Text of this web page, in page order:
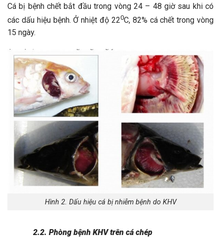
Cá bị bệnh chết bắt đầu trong vòng 24 – 48 giờ sau khi có
các dấu hiệu bệnh. Ở nhiệt độ 220C, 82% cá chết trong vòng
15 ngày.
Hình 2. Dấu hiệu cá bị nhiễm bệnh do KHV
2.2. Phòng bệnh KHV trên cá chép